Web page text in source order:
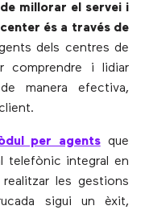
millorar el servei i
center és a través de
dels centres de
comprendre i lidiar
manera efectiva,
per agentsque
telefònic integral en
les gestions
sigui un èxit,